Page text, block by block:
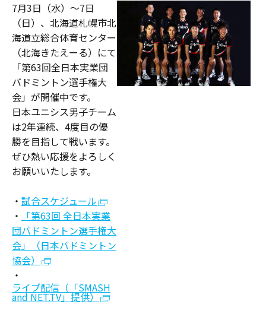
7月3日（水）〜7日
（日）、北海道札幌市北
海道立総合体育センター
（北海きたえーる）にて
「第63回全日本実業団
バドミントン選手権大
会」が開催中です。
日本ユニシス男子チーム
は2年連続、4度目の優
勝を目指して戦います。
ぜひ熱い応援をよろしく
お願いいたします。
・ 試合スケジュール
・
「第63回 全日本実業
団バドミントン選手権大
会」（日本バドミントン
協会）
・
ライブ配信（「SMASH
and NET.TV」提供）